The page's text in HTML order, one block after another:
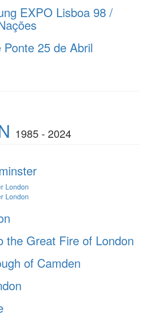
EXPO Lisboa 98 /
25 de Abril
1985 - 2024
the Great Fire of London
of Camden